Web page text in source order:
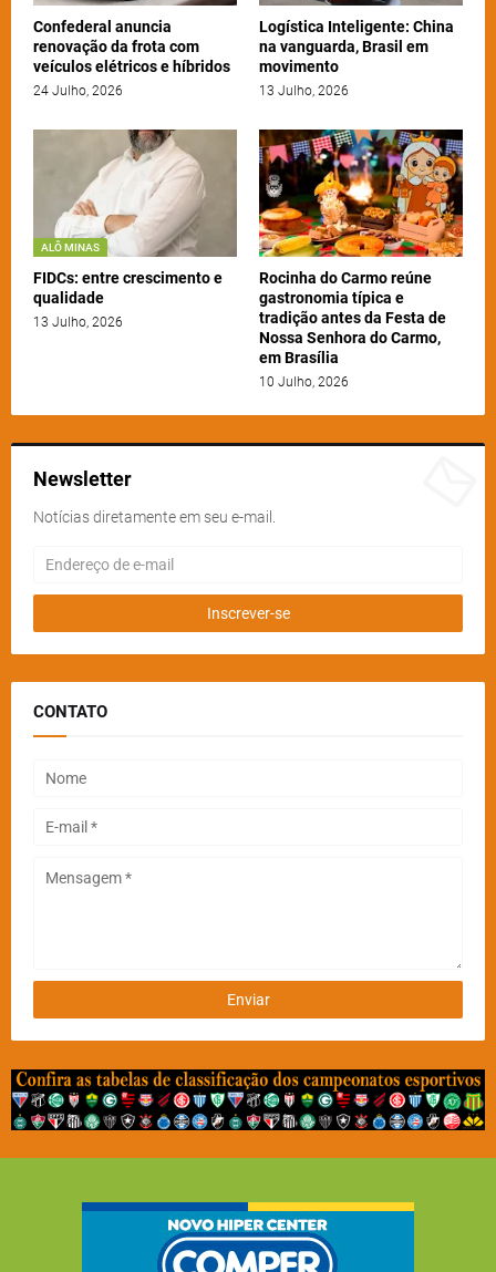
Confederal anuncia
renovação da frota com
veículos elétricos e híbridos
24 Julho, 2026
Logística Inteligente: China
na vanguarda, Brasil em
movimento
13 Julho, 2026
ALÔ MINAS
FIDCs: entre crescimento e
qualidade
13 Julho, 2026
Rocinha do Carmo reúne
gastronomia típica e
tradição antes da Festa de
Nossa Senhora do Carmo,
em Brasília
10 Julho, 2026
Newsletter
Notícias diretamente em seu e-mail.
CONTATO